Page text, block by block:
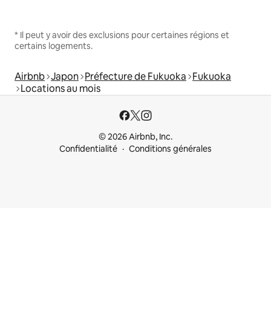
* Il peut y avoir des exclusions pour certaines régions et
certains logements.
Airbnb Japon Préfecture de Fukuoka Fukuoka
Locations au mois
© 2026 Airbnb, Inc.
Confidentialité
Conditions générales